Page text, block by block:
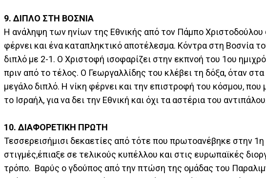
9. ΔΙΠΛΟ ΣΤΗ ΒΟΣΝΙΑ
Η ανάληψη των ηνίων της Εθνικής από τον Πάμπο
φέρνει και ένα καταπληκτικό αποτέλεσμα. Κόντρα στη Βοσνία
διπλό με 2-1. Ο Χριστοφή ισοφαρίζει στην εκπνοή του 1ου
πριν από το τέλος. Ο Γεωργαλλίδης του κλέβει τη δόξα, όταν
μεγάλο διπλό. Η νίκη φέρνει και την επιστροφή του κόσμου,
το Ισραήλ, για να δει την Εθνική και όχι τα αστέρια του
10. ΔΙΑΦΟΡΕΤΙΚΗ ΠΡΩΤΗ
Τεσσερεισήμισι δεκαετίες από τότε που πρωτοανέβηκε στην
στιγμές,έπιαξε σε τελικούς κυπέλλου και στις ευρωπαϊκές
τρόπο. Βαρύς ο γδούπος από την πτώση της ομάδας του